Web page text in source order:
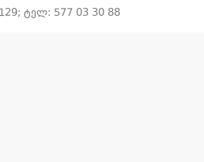
ტელ: 577 03 30 88